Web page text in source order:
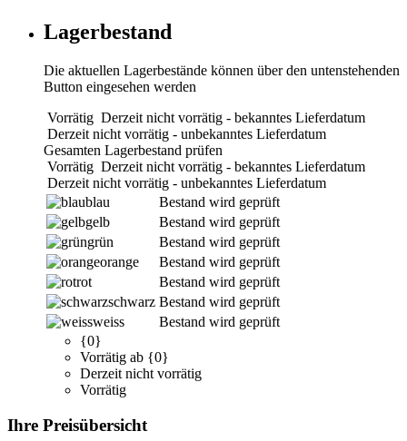
Lagerbestand
Die aktuellen Lagerbestände können über den untenstehenden
Button eingesehen werden
Vorrätig Derzeit nicht vorrätig - bekanntes Lieferdatum
Derzeit nicht vorrätig - unbekanntes Lieferdatum
Gesamten Lagerbestand prüfen
Vorrätig Derzeit nicht vorrätig - bekanntes Lieferdatum
Derzeit nicht vorrätig - unbekanntes Lieferdatum
blau
Bestand wird geprüft
gelb
Bestand wird geprüft
grün
Bestand wird geprüft
orange
Bestand wird geprüft
rot
Bestand wird geprüft
schwarz Bestand wird geprüft
weiss
Bestand wird geprüft
{0}
Vorrätig ab {0}
Derzeit nicht vorrätig
Vorrätig
Ihre Preisübersicht